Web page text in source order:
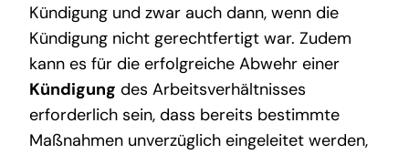
Kündigung und zwar auch dann, wenn die
Kündigung nicht gerechtfertigt war. Zudem
kann es für die erfolgreiche Abwehr einer
Kündigung des Arbeitsverhältnisses
erforderlich sein, dass bereits bestimmte
Maßnahmen unverzüglich eingeleitet werden,